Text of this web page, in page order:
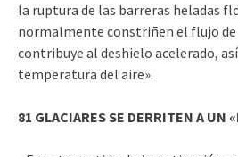
la ruptura de las barreras heladas
normalmente constriñen el flujo
contribuye al deshielo acelerado,
temperatura del aire».
81 GLACIARES SE DERRITEN A UN